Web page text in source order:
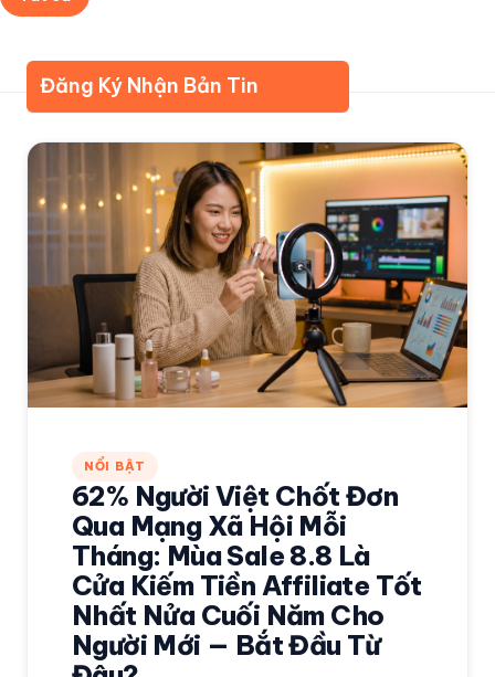
Đăng Ký Nhận Bản Tin
NỔI BẬT
62% Người Việt Chốt Đơn
Qua Mạng Xã Hội Mỗi
Tháng: Mùa Sale 8.8 Là
Cửa Kiếm Tiền Affiliate Tốt
Nhất Nửa Cuối Năm Cho
Người Mới — Bắt Đầu Từ